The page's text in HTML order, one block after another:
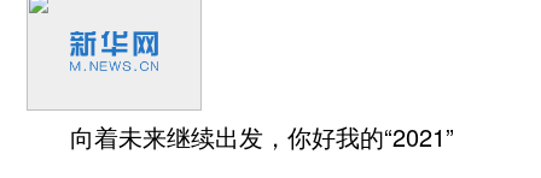
向着未来继续出发，你好我的“2021”